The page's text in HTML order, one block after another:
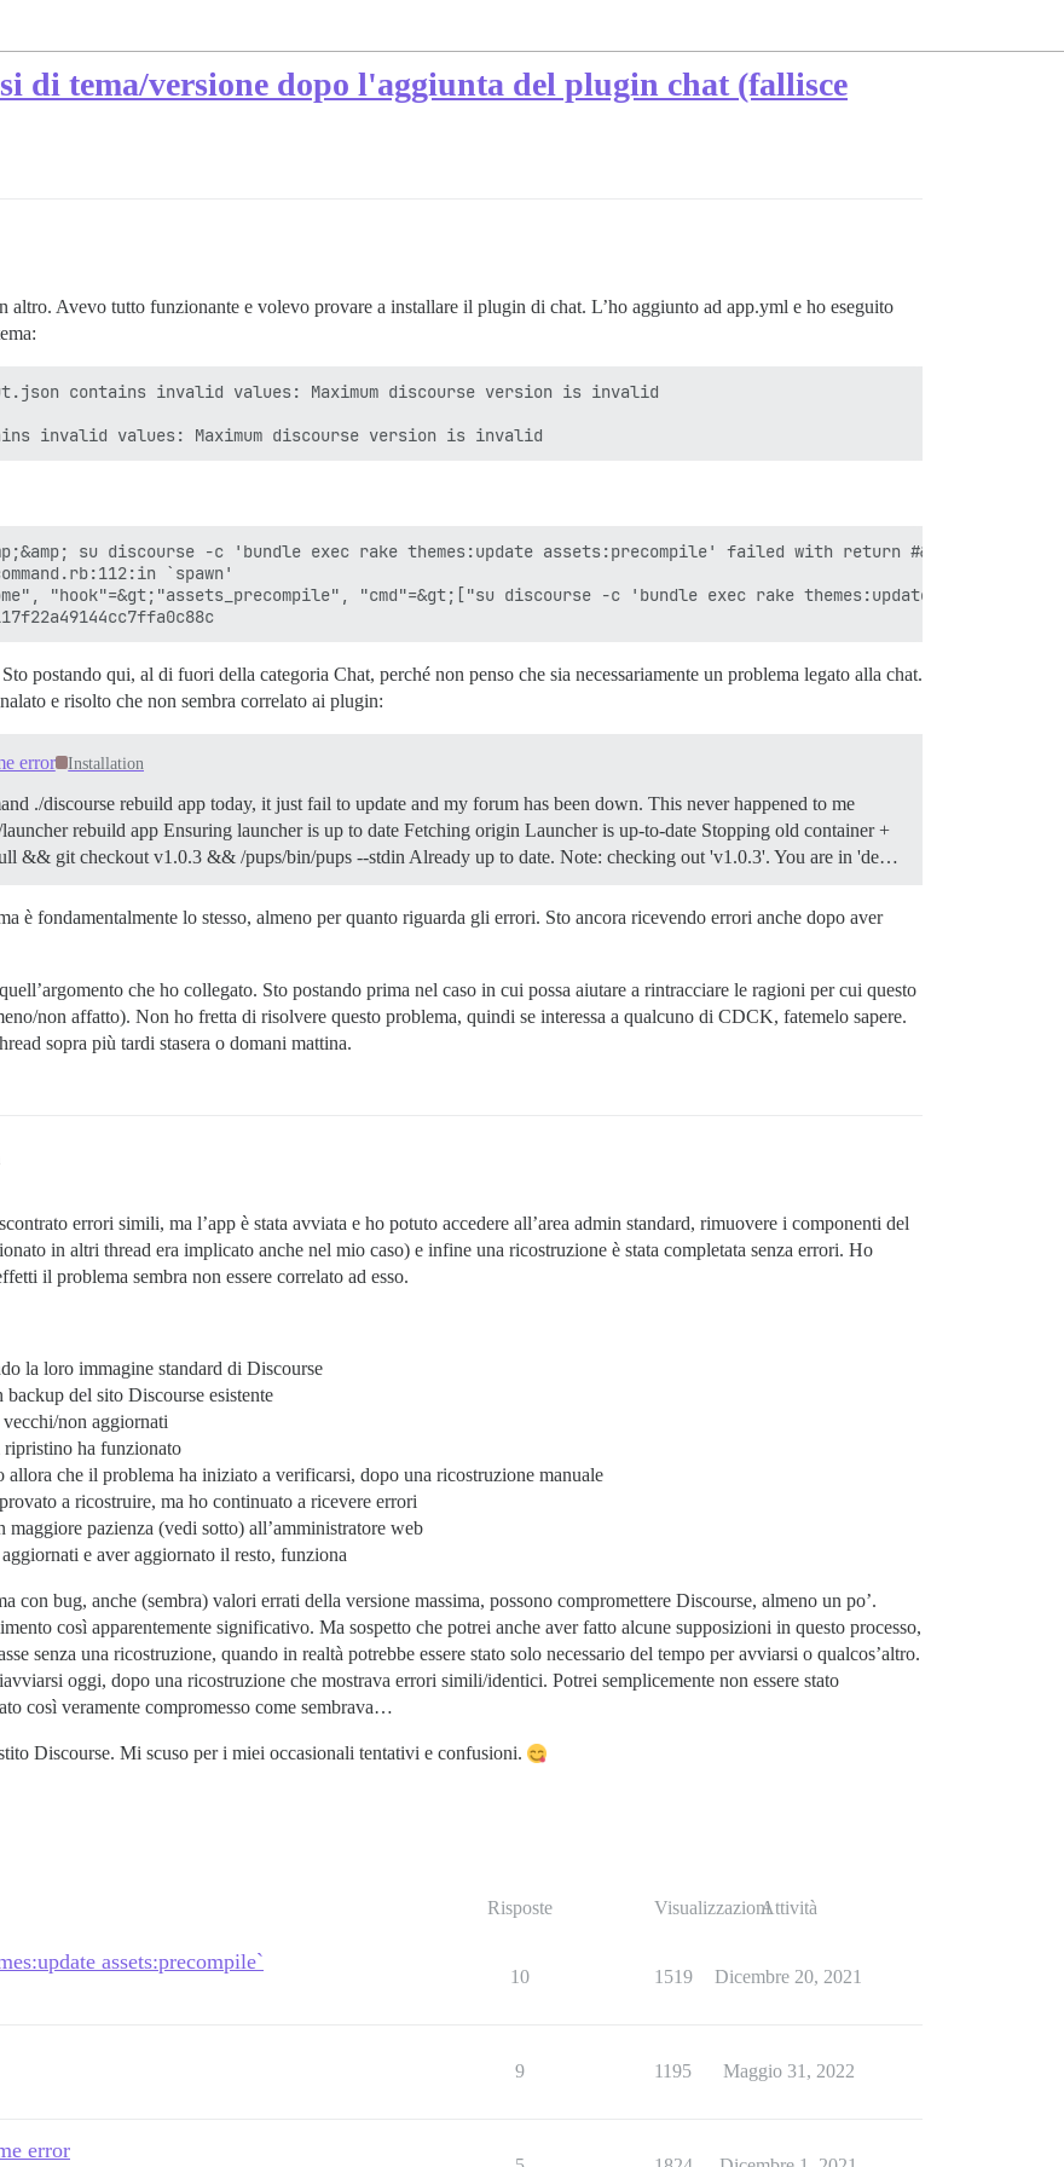
di tema/versione dopo l'aggiunta del plugin chat (fallisce
altro. Avevo tutto funzionante e volevo provare a installare il plugin di chat. L’ho aggiunto ad app.yml e ho eseguito
contains invalid values: Maximum discourse version is invalid
su discourse -c 'bundle exec rake themes:update assets:precompile' failed with return
`spawn'
"hook"=&gt;"assets_precompile", "cmd"=&gt;["su discourse -c 'bundle exec rake themes:update
postando qui, al di fuori della categoria Chat, perché non penso che sia necessariamente un problema legato alla chat.
e risolto che non sembra correlato ai plugin:
error Installation
./discourse rebuild app today, it just fail to update and my forum has been down. This never happened to me
rebuild app Ensuring launcher is up to date Fetching origin Launcher is up-to-date Stopping old container +
&& git checkout v1.0.3 && /pups/bin/pups --stdin Already up to date. Note: checking out 'v1.0.3'. You are in 'de…
è fondamentalmente lo stesso, almeno per quanto riguarda gli errori. Sto ancora ricevendo errori anche dopo aver
che ho collegato. Sto postando prima nel caso in cui possa aiutare a rintracciare le ragioni per cui questo
non affatto). Non ho fretta di risolvere questo problema, quindi se interessa a qualcuno di CDCK, fatemelo sapere.
sopra più tardi stasera o domani mattina.
errori simili, ma l’app è stata avviata e ho potuto accedere all’area admin standard, rimuovere i componenti del
in altri thread era implicato anche nel mio caso) e infine una ricostruzione è stata completata senza errori. Ho
il problema sembra non essere correlato ad esso.
la loro immagine standard di Discourse
del sito Discourse esistente
non aggiornati
ha funzionato
che il problema ha iniziato a verificarsi, dopo una ricostruzione manuale
a ricostruire, ma ho continuato a ricevere errori
maggiore pazienza (vedi sotto) all’amministratore web
e aver aggiornato il resto, funziona
con bug, anche (sembra) valori errati della versione massima, possono compromettere Discourse, almeno un po’.
così apparentemente significativo. Ma sospetto che potrei anche aver fatto alcune supposizioni in questo processo,
senza una ricostruzione, quando in realtà potrebbe essere stato solo necessario del tempo per avviarsi o qualcos’altro.
oggi, dopo una ricostruzione che mostrava errori simili/identici. Potrei semplicemente non essere stato
così veramente compromesso come sembrava…
Discourse. Mi scuso per i miei occasionali tentativi e confusioni.
Risposte VisualizzazioniAttività
assets:precompile`
10 1519 Dicembre 20, 2021
9 1195 Maggio 31, 2022
error